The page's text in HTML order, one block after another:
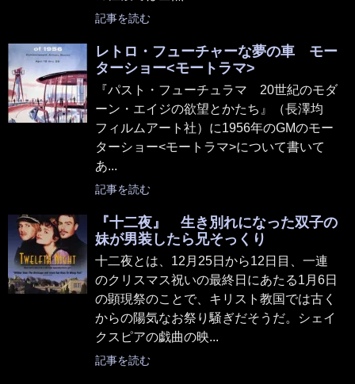
記事を読む
レトロ・フューチャーな夢の車 モー
ターショー<モートラマ>
『パスト・フューチュラマ 20世紀のモダ
ーン・エイジの欲望とかたち』（長澤均
フィルムアート社）に1956年のGMのモー
ターショー<モートラマ>について書いて
あ...
記事を読む
『十二夜』 生き別れになった双子の
妹が男装したら兄そっくり
十二夜とは、12月25日から12日目、一連
のクリスマス祝いの最終日にあたる1月6日
の顕現祭のことで、キリスト教国では古く
からの陽気なお祭り騒ぎだそうだ。シェイ
クスピアの戯曲の映...
記事を読む